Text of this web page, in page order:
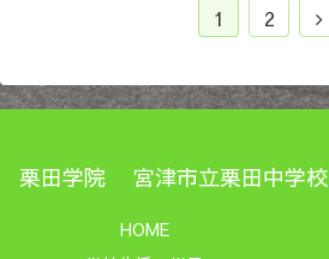
1 2
栗田学院 宮津市立栗田中学校
HOME